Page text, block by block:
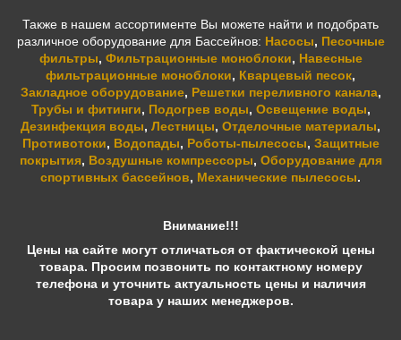
Также в нашем ассортименте Вы можете найти и подобрать
различное оборудование для Бассейнов: Насосы, Песочные
фильтры, Фильтрационные моноблоки, Навесные
фильтрационные моноблоки, Кварцевый песок,
Закладное оборудование, Решетки переливного канала,
Трубы и фитинги, Подогрев воды, Освещение воды,
Дезинфекция воды, Лестницы, Отделочные материалы,
Противотоки, Водопады, Роботы-пылесосы, Защитные
покрытия, Воздушные компрессоры, Оборудование для
спортивных бассейнов, Механические пылесосы.
Внимание!!!
Цены на сайте могут отличаться от фактической цены
товара. Просим позвонить по контактному номеру
телефона и уточнить актуальность цены и наличия
товара у наших менеджеров.